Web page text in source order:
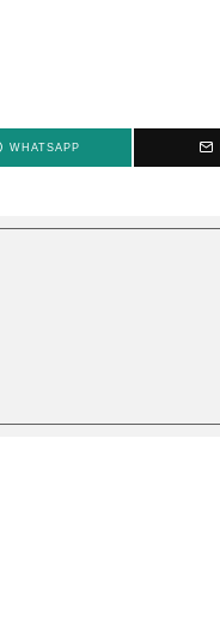
WHATSAPP